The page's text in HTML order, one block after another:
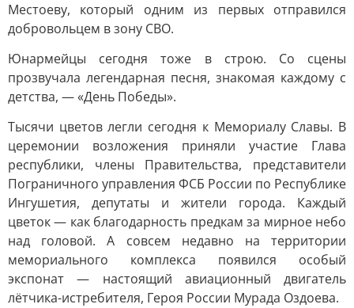
Местоеву, который одним из первых отправился
добровольцем в зону СВО.
Юнармейцы сегодня тоже в строю. Со сцены
прозвучала легендарная песня, знакомая каждому с
детства, — «День Победы».
Тысячи цветов легли сегодня к Мемориалу Славы. В
церемонии возложения приняли участие Глава
республики, члены Правительства, представители
Пограничного управления ФСБ России по Республике
Ингушетия, депутаты и жители города. Каждый
цветок — как благодарность предкам за мирное небо
над головой. А совсем недавно на территории
мемориального комплекса появился особый
экспонат — настоящий авиационный двигатель
лётчика-истребителя, Героя России Мурада Оздоева.